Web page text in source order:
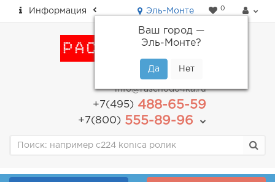
Информация Эль-Монте
Ваш город —
Эль-Монте?
0
пн-пт: с 9.00 до 18.00
info@raschodo4ka.ru
+7(495)488-65-59
+7(800)555-89-96